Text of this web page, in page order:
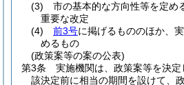
(3)
市の基本的な方向性等を定め
重要な改定
(4)
前3号に掲げるもののほか、
めるもの
(政策案等の案の公表)
第3条
実施機関は、政策案等を決
該決定前に相当の期間を設けて、